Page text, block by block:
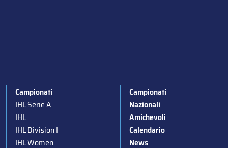
Campionati
IHL Serie A
IHL
IHL Division I
IHL Women
Campionati
Nazionali
Amichevoli
Calendario
News